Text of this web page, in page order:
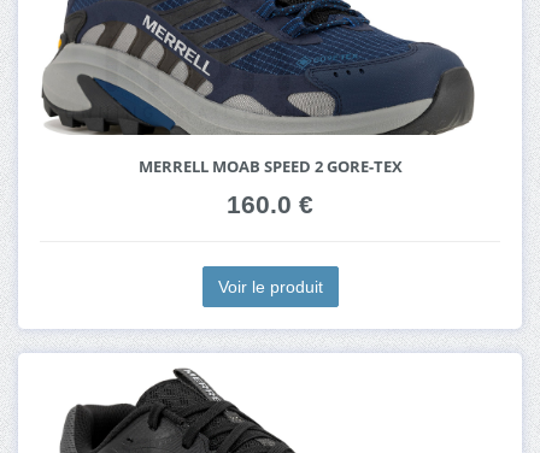
MERRELL MOAB SPEED 2 GORE-TEX
160.0 €
Voir le produit